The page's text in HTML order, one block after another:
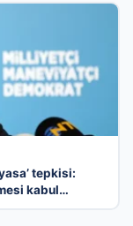
tepkisi:
kabul